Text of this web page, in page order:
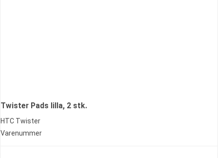
Twister Pads lilla, 2 stk.
HTC Twister
Varenummer